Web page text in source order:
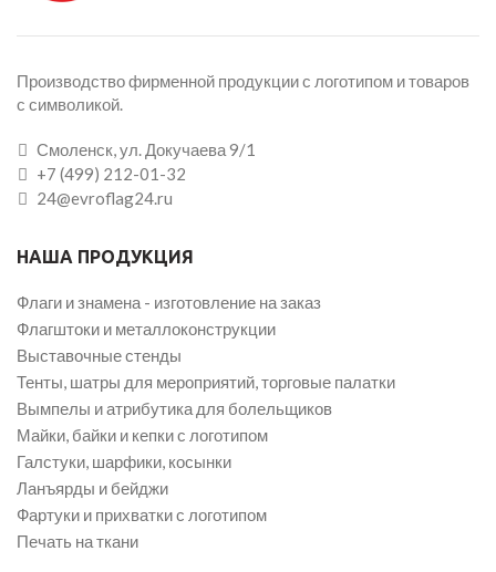
Производство фирменной продукции с логотипом и товаров
с символикой.
Смоленск, ул. Докучаева 9/1
+7 (499) 212-01-32
24@evroflag24.ru
НАША ПРОДУКЦИЯ
Флаги и знамена - изготовление на заказ
Флагштоки и металлоконструкции
Выставочные стенды
Тенты, шатры для мероприятий, торговые палатки
Вымпелы и атрибутика для болельщиков
Майки, байки и кепки с логотипом
Галстуки, шарфики, косынки
Ланъярды и бейджи
Фартуки и прихватки с логотипом
Печать на ткани